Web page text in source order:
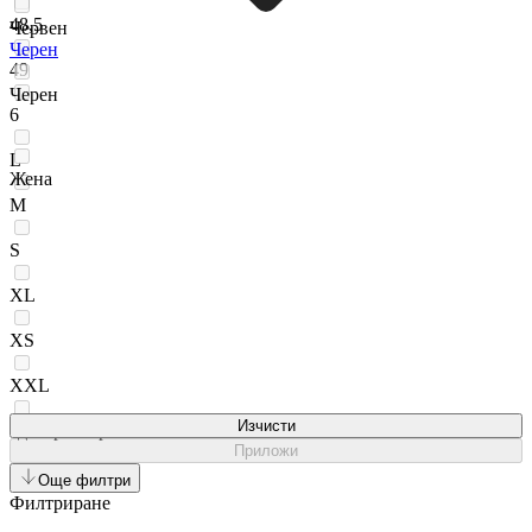
48,5
49
6
L
M
S
XL
XS
XXL
един размер
Червен
Черен
Черен
Жена
Изчисти
Приложи
Още филтри
Филтриране